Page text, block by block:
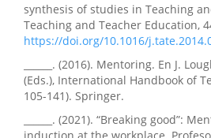
synthesis of studies in Teaching
Teaching and Teacher Education,
https://doi.org/10.1016/
______. (2016). Mentoring. En J.
(Eds.), International Handbook of
105-141). Springer.
______. (2021). “Breaking good”: